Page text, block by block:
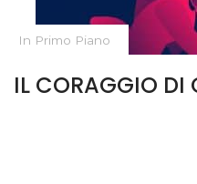
In Primo Piano
IL CORAGGIO DI